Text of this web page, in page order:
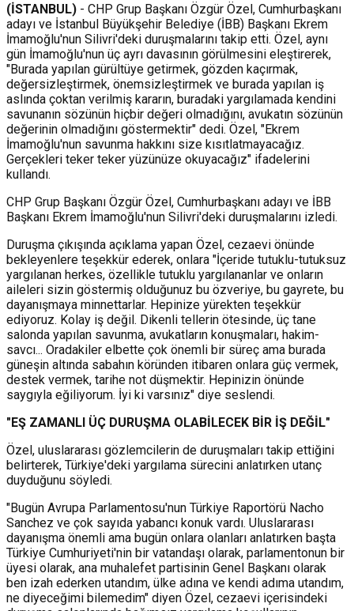
(İSTANBUL) - CHP Grup Başkanı Özgür Özel, Cumhurbaşkanı
adayı ve İstanbul Büyükşehir Belediye (İBB) Başkanı Ekrem
İmamoğlu'nun Silivri'deki duruşmalarını takip etti. Özel, aynı
gün İmamoğlu'nun üç ayrı davasının görülmesini eleştirerek,
"Burada yapılan gürültüye getirmek, gözden kaçırmak,
değersizleştirmek, önemsizleştirmek ve burada yapılan iş
aslında çoktan verilmiş kararın, buradaki yargılamada kendini
savunanın sözünün hiçbir değeri olmadığını, avukatın sözünün
değerinin olmadığını göstermektir" dedi. Özel, "Ekrem
İmamoğlu'nun savunma hakkını size kısıtlatmayacağız.
Gerçekleri teker teker yüzünüze okuyacağız" ifadelerini
kullandı.
CHP Grup Başkanı Özgür Özel, Cumhurbaşkanı adayı ve İBB
Başkanı Ekrem İmamoğlu'nun Silivri'deki duruşmalarını izledi.
Duruşma çıkışında açıklama yapan Özel, cezaevi önünde
bekleyenlere teşekkür ederek, onlara "İçeride tutuklu-tutuksuz
yargılanan herkes, özellikle tutuklu yargılananlar ve onların
aileleri sizin göstermiş olduğunuz bu özveriye, bu gayrete, bu
dayanışmaya minnettarlar. Hepinize yürekten teşekkür
ediyoruz. Kolay iş değil. Dikenli tellerin ötesinde, üç tane
salonda yapılan savunma, avukatların konuşmaları, hakim-
savcı... Oradakiler elbette çok önemli bir süreç ama burada
güneşin altında sabahın köründen itibaren onlara güç vermek,
destek vermek, tarihe not düşmektir. Hepinizin önünde
saygıyla eğiliyorum. İyi ki varsınız" diye seslendi.
"EŞ ZAMANLI ÜÇ DURUŞMA OLABİLECEK BİR İŞ DEĞİL"
Özel, uluslararası gözlemcilerin de duruşmaları takip ettiğini
belirterek, Türkiye'deki yargılama sürecini anlatırken utanç
duyduğunu söyledi.
"Bugün Avrupa Parlamentosu'nun Türkiye Raportörü Nacho
Sanchez ve çok sayıda yabancı konuk vardı. Uluslararası
dayanışma önemli ama bugün onlara olanları anlatırken başta
Türkiye Cumhuriyeti'nin bir vatandaşı olarak, parlamentonun bir
üyesi olarak, ana muhalefet partisinin Genel Başkanı olarak
ben izah ederken utandım, ülke adına ve kendi adıma utandım,
ne diyeceğimi bilemedim" diyen Özel, cezaevi içerisindeki